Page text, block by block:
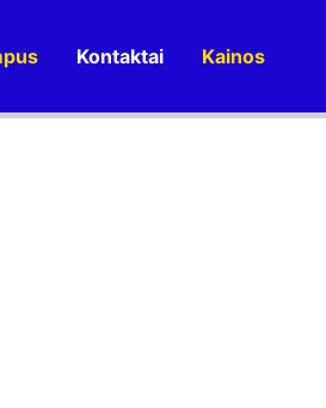
Kontaktai Kainos